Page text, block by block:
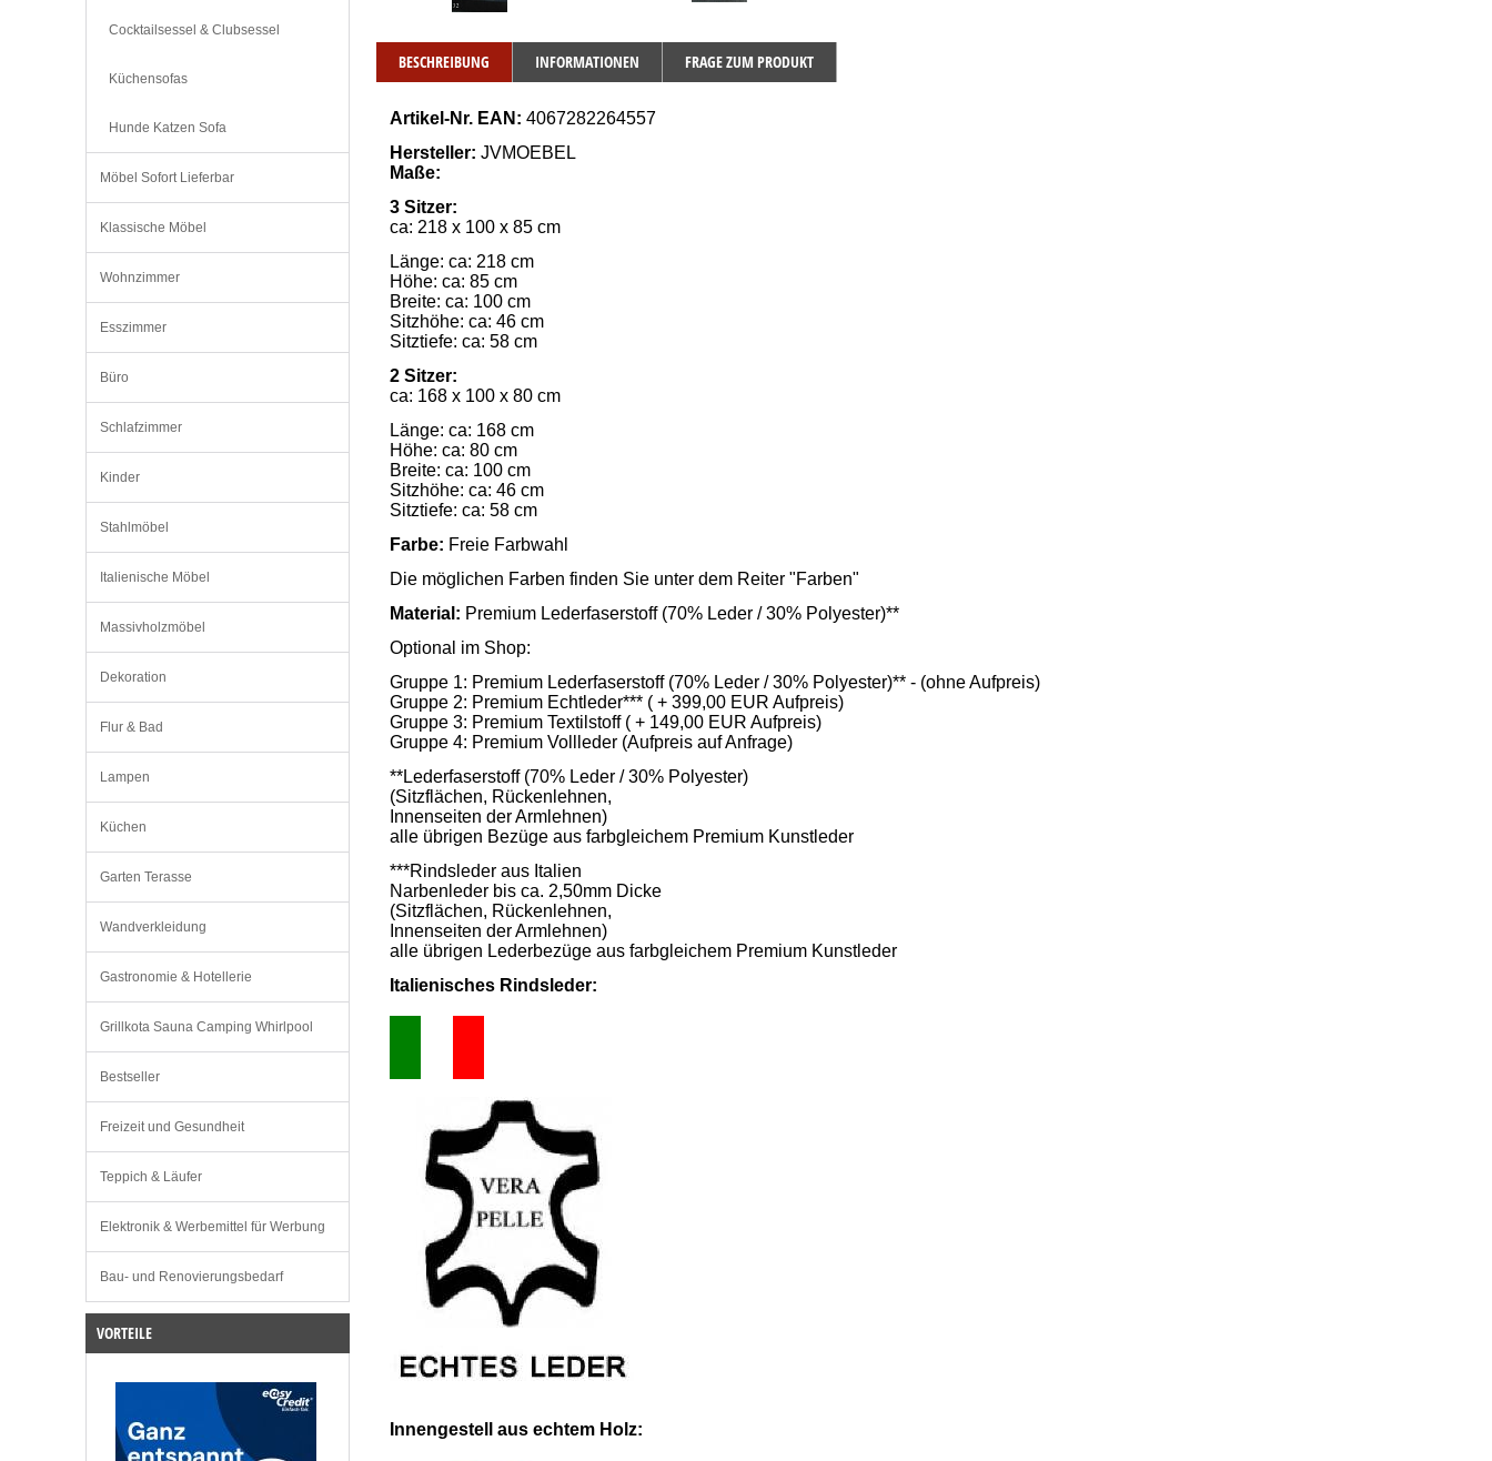
BESCHREIBUNG INFORMATIONEN FRAGE ZUM PRODUKT
Artikel-Nr. EAN: 4067282264557
Hersteller: JVMOEBEL
Maße:
3 Sitzer:
ca: 218 x 100 x 85 cm
Länge: ca: 218 cm
Höhe: ca: 85 cm
Breite: ca: 100 cm
Sitzhöhe: ca: 46 cm
Sitztiefe: ca: 58 cm
2 Sitzer:
ca: 168 x 100 x 80 cm
Länge: ca: 168 cm
Höhe: ca: 80 cm
Breite: ca: 100 cm
Sitzhöhe: ca: 46 cm
Sitztiefe: ca: 58 cm
Farbe: Freie Farbwahl
Die möglichen Farben finden Sie unter dem Reiter "Farben"
Material: Premium Lederfaserstoff (70% Leder / 30% Polyester)**
Optional im Shop:
Gruppe 1: Premium Lederfaserstoff (70% Leder / 30% Polyester)** - (ohne Aufpreis)
Gruppe 2: Premium Echtleder*** ( + 399,00 EUR Aufpreis)
Gruppe 3: Premium Textilstoff ( + 149,00 EUR Aufpreis)
Gruppe 4: Premium Vollleder (Aufpreis auf Anfrage)
**Lederfaserstoff (70% Leder / 30% Polyester)
(Sitzflächen, Rückenlehnen,
Innenseiten der Armlehnen)
alle übrigen Bezüge aus farbgleichem Premium Kunstleder
***Rindsleder aus Italien
Narbenleder bis ca. 2,50mm Dicke
(Sitzflächen, Rückenlehnen,
Innenseiten der Armlehnen)
alle übrigen Lederbezüge aus farbgleichem Premium Kunstleder
Italienisches Rindsleder:
Innengestell aus echtem Holz:
Cocktailsessel & Clubsessel
Küchensofas
Hunde Katzen Sofa
Möbel Sofort Lieferbar
Klassische Möbel
Wohnzimmer
Esszimmer
Büro
Schlafzimmer
Kinder
Stahlmöbel
Italienische Möbel
Massivholzmöbel
Dekoration
Flur & Bad
Lampen
Küchen
Garten Terasse
Wandverkleidung
Gastronomie & Hotellerie
Grillkota Sauna Camping Whirlpool
Bestseller
Freizeit und Gesundheit
Teppich & Läufer
Elektronik & Werbemittel für Werbung
Bau- und Renovierungsbedarf
VORTEILE